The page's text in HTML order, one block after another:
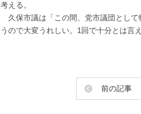
考える。
久保市議は「この間、党市議団として
うので大変うれしい。1回で十分とは言
前の記事